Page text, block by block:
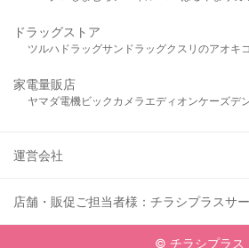
ドラッグストア
ツルハドラッグサンドラッグクスリのアオキ
家電量販店
ヤマダ電機ビックカメラ エディオンケーズデ
運営会社
店舗・販促ご担当者様：チラシプラスサ
© チラシプラス